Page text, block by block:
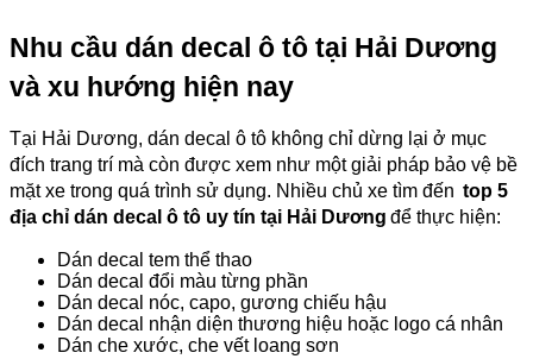
Nhu cầu dán decal ô tô tại Hải Dương
và xu hướng hiện nay
Tại Hải Dương, dán decal ô tô không chỉ dừng lại ở mục
đích trang trí mà còn được xem như một giải pháp bảo vệ bề
mặt xe trong quá trình sử dụng. Nhiều chủ xe tìm đến top 5
địa chỉ dán decal ô tô uy tín tại Hải Dương để thực hiện:
Dán decal tem thể thao
Dán decal đổi màu từng phần
Dán decal nóc, capo, gương chiếu hậu
Dán decal nhận diện thương hiệu hoặc logo cá nhân
Dán che xước, che vết loang sơn